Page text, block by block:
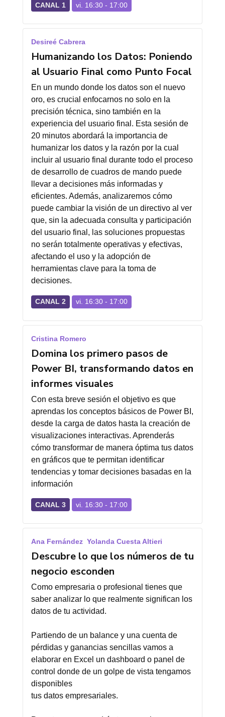
CANAL 1 vi. 16:30 - 17:00
Desireé Cabrera
Humanizando los Datos: Poniendo
al Usuario Final como Punto Focal
En un mundo donde los datos son el nuevo
oro, es crucial enfocarnos no solo en la
precisión técnica, sino también en la
experiencia del usuario final. Esta sesión de
20 minutos abordará la importancia de
humanizar los datos y la razón por la cual
incluir al usuario final durante todo el proceso
de desarrollo de cuadros de mando puede
llevar a decisiones más informadas y
eficientes. Además, analizaremos cómo
puede cambiar la visión de un directivo al ver
que, sin la adecuada consulta y participación
del usuario final, las soluciones propuestas
no serán totalmente operativas y efectivas,
afectando el uso y la adopción de
herramientas clave para la toma de
decisiones.
CANAL 2 vi. 16:30 - 17:00
Cristina Romero
Domina los primero pasos de
Power BI, transformando datos en
informes visuales
Con esta breve sesión el objetivo es que
aprendas los conceptos básicos de Power BI,
desde la carga de datos hasta la creación de
visualizaciones interactivas. Aprenderás
cómo transformar de manera óptima tus datos
en gráficos que te permitan identificar
tendencias y tomar decisiones basadas en la
información
CANAL 3 vi. 16:30 - 17:00
Ana Fernández Yolanda Cuesta Altieri
Descubre lo que los números de tu
negocio esconden
Como empresaria o profesional tienes que
saber analizar lo que realmente significan los
datos de tu actividad.
Partiendo de un balance y una cuenta de
pérdidas y ganancias sencillas vamos a
elaborar en Excel un dashboard o panel de
control donde de un golpe de vista tengamos
disponibles
tus datos empresariales.